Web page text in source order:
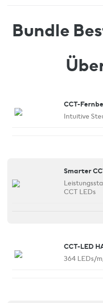
Bundle
CCT-
Intuitive
Smarter
CCT LEDs
CCT-LED
364 LEDs/